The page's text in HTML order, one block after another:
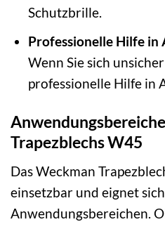
Schutzbrille.
Professionelle Hilfe in
Wenn Sie sich
professionelle Hilfe in
Trapezblechs W45
Das Weckman
einsetzbar und eignet
Anwendungsbereichen.